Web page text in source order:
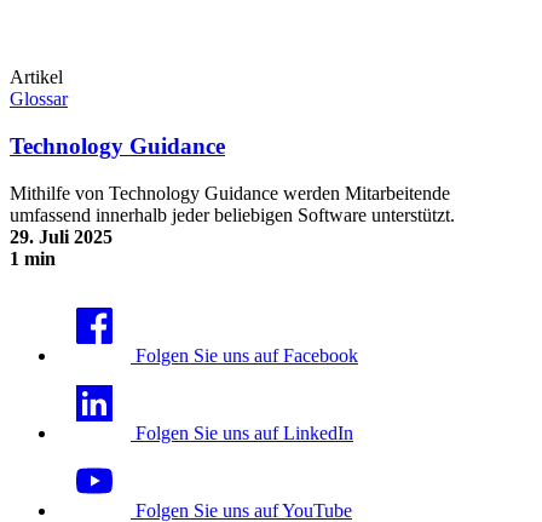
Artikel
Glossar
Technology Guidance
Mithilfe von Technology Guidance werden Mitarbeitende
umfassend innerhalb jeder beliebigen Software unterstützt.
29. Juli 2025
1 min
Folgen Sie uns auf Facebook
Folgen Sie uns auf LinkedIn
Folgen Sie uns auf YouTube